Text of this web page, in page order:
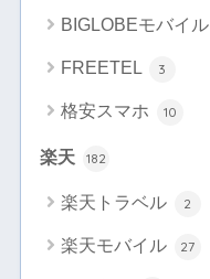
BIGLOBEモバイル
FREETEL 3
格安スマホ 10
楽天 182
楽天トラベル 2
楽天モバイル 27